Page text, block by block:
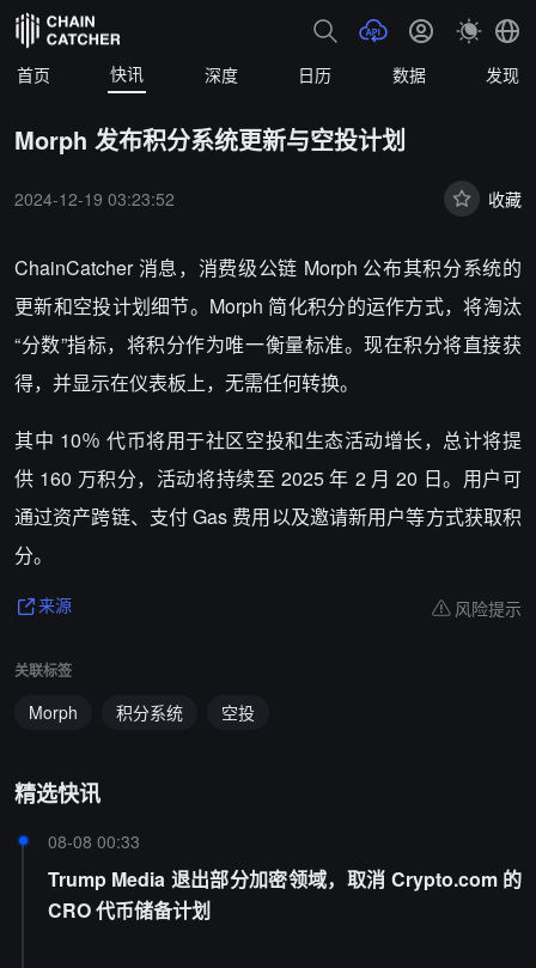
首页 快讯 深度 日历 数据 发现
Morph 发布积分系统更新与空投计划
2024-12-19 03:23:52 收藏
ChainCatcher 消息，消费级公链 Morph 公布其积分系统的
更新和空投计划细节。Morph 简化积分的运作方式，将淘汰
“分数”指标，将积分作为唯一衡量标准。现在积分将直接获
得，并显示在仪表板上，无需任何转换。
其中 10％ 代币将用于社区空投和生态活动增长，总计将提
供 160 万积分，活动将持续至 2025 年 2 月 20 日。用户可
通过资产跨链、支付 Gas 费用以及邀请新用户等方式获取积
分。
来源 风险提示
关联标签
Morph 积分系统 空投
精选快讯
08-08 00:33
Trump Media 退出部分加密领域，取消 Crypto.com 的
CRO 代币储备计划